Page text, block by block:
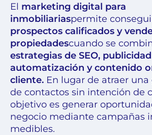
El marketing digital para
inmobiliariaspermite
prospectos calificados y
propiedadescuando se
estrategias de SEO,
automatización y contenido
cliente. En lugar de atraer
de contactos sin intención de
objetivo es generar
negocio mediante campañas
medibles.